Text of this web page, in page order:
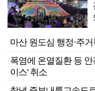
마산 원도심 행정·주
폭염에 온열질환 등
이스' 취소